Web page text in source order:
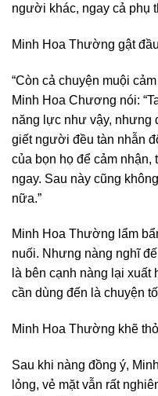
người khác, ngay cả phụ
Minh Hoa Thường gật
“Còn cả chuyện muội
Minh Hoa Chương nói:
năng lực như vậy, nhưng
giết người đều tàn nhẫn
của bọn họ để cảm
ngay. Sau này cũng
nữa.”
Minh Hoa Thường lẩm
nuối. Nhưng nàng nghĩ
là bên cạnh nàng lại xuất
cần dùng đến là chuyện
Minh Hoa Thường khẽ
Sau khi nàng đồng ý,
lỏng, vẻ mặt vẫn rất